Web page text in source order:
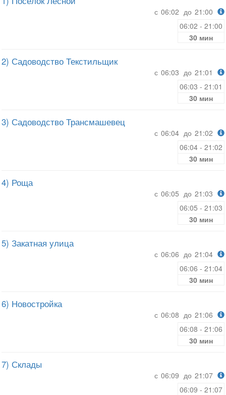
с 06:02 до 21:00
06:02 - 21:00
30 мин
2) Садоводство Текстильщик
с 06:03 до 21:01
06:03 - 21:01
30 мин
3) Садоводство Трансмашевец
с 06:04 до 21:02
06:04 - 21:02
30 мин
4) Роща
с 06:05 до 21:03
06:05 - 21:03
30 мин
5) Закатная улица
с 06:06 до 21:04
06:06 - 21:04
30 мин
6) Новостройка
с 06:08 до 21:06
06:08 - 21:06
30 мин
7) Склады
с 06:09 до 21:07
06:09 - 21:07